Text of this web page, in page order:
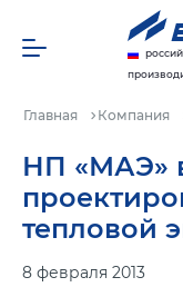
Главная Компания
НП «МАЭ»
тепловой
8 февраля 2013